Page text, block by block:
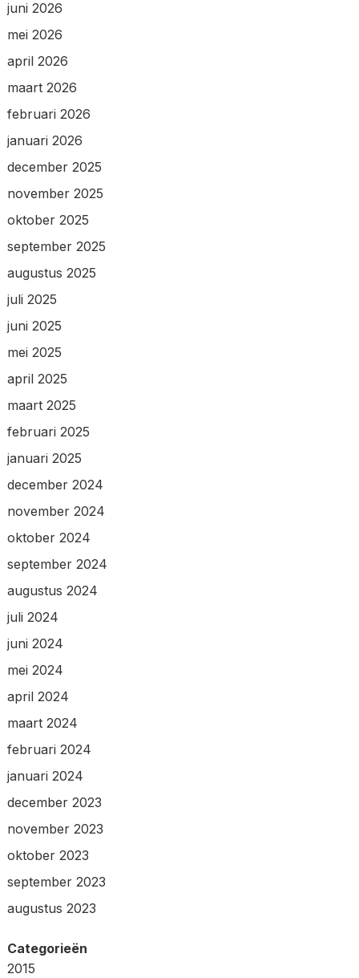
juni 2026
mei 2026
april 2026
maart 2026
februari 2026
januari 2026
december 2025
november 2025
oktober 2025
september 2025
augustus 2025
juli 2025
juni 2025
mei 2025
april 2025
maart 2025
februari 2025
januari 2025
december 2024
november 2024
oktober 2024
september 2024
augustus 2024
juli 2024
juni 2024
mei 2024
april 2024
maart 2024
februari 2024
januari 2024
december 2023
november 2023
oktober 2023
september 2023
augustus 2023
Categorieën
2015